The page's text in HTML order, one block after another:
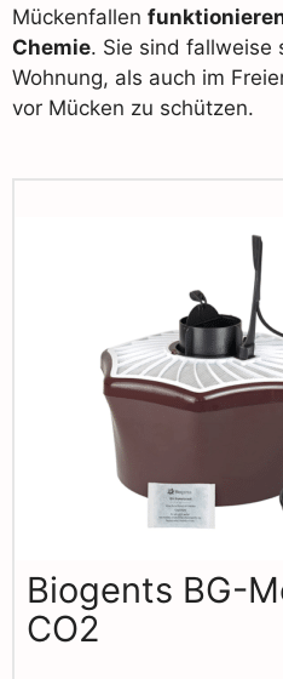
Mückenfallen
Chemie. Sie sind fallweise
Wohnung, als auch im
vor Mücken zu schützen.
Biogents BG-
CO2